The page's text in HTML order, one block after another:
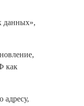
данных»,
как
адресу,